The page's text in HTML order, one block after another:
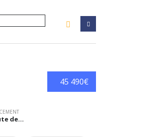
45 490€
4 Route des Métiers, Estillac, France